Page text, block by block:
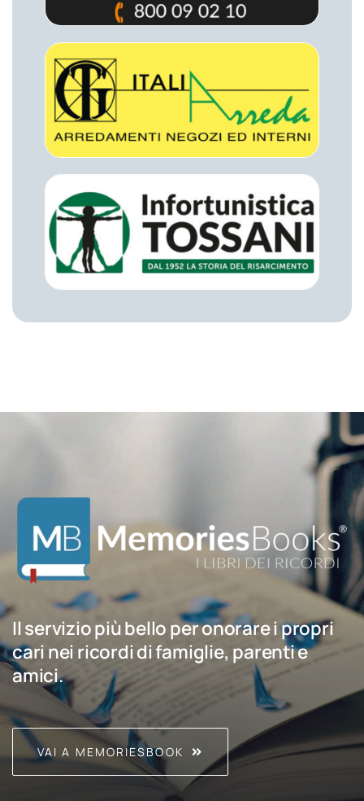
Il servizio più bello per onorare i propri
cari nei ricordi di famiglie, parenti e
amici.
VAI A MEMORIESBOOK